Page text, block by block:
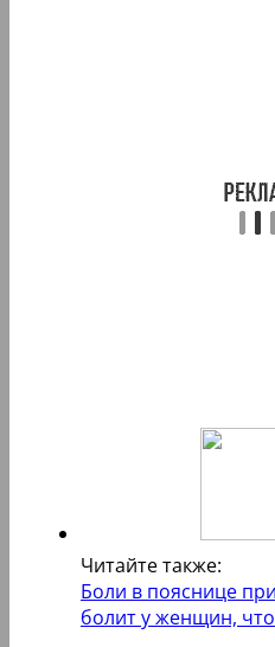
Читайте также:
Боли в пояснице
болит у женщин,